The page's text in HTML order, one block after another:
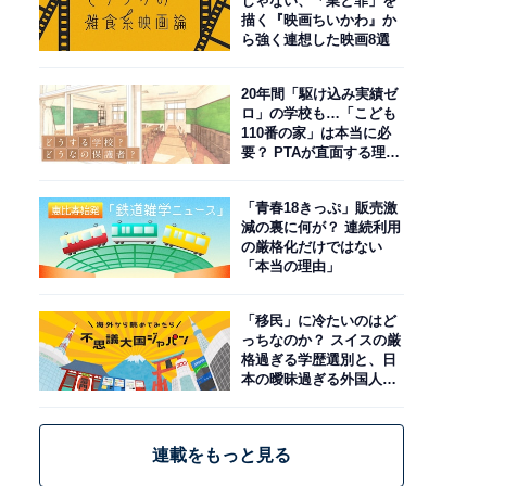
描く『映画ちいかわ』か
ら強く連想した映画8選
20年間「駆け込み実績ゼ
ロ」の学校も…「こども
110番の家」は本当に必
要？ PTAが直面する理想
「青春18きっぷ」販売激
減の裏に何が？ 連続利用
の厳格化だけではない
「本当の理由」
「移民」に冷たいのはど
っちなのか？ スイスの厳
格過ぎる学歴選別と、日
本の曖昧過ぎる外国人政
連載をもっと見る